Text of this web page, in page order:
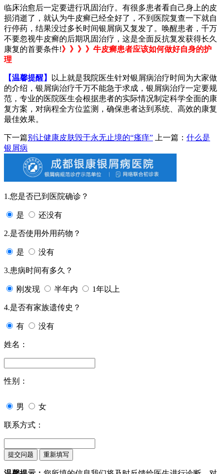
临床治愈后一定要进行巩固治疗。有很多患者看自己身上的皮
损消逝了，就认为牛皮癣已经全好了，不到医院复查一下就自
行停药，结果没过多长时间银屑病又复发了。唤醒患者，千万
不要忽视牛皮癣的后期巩固治疗，这是全面反抗复发获得长久
康复的首要条件!》》》》牛皮癣患者应该如何做好自身的护
理
【温馨提醒】
以上就是我院医生针对银屑病治疗时间为大家做
的介绍，银屑病治疗千万不能急于求成，银屑病治疗一定要规
范，专业的医院医生会根据患者的实际情况制定科学全面的康
复方案，对病程全方位监测，确保患者达到系统、高效的康复
最佳效果。
下一篇别让健康皮肤毁于永无止境的“瘙痒” 上一篇： 什么是
银屑病
1.您是否已到医院确诊？
是 还没有
2.是否使用外用药物？
是 没有
3.患病时间有多久？
刚发现 半年内 1年以上
4.是否有家族遗传史？
有 没有
姓名：
性别：
男 女
联系方式：